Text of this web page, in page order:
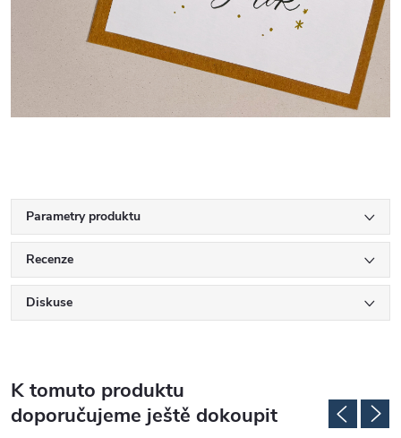
Parametry produktu
Recenze
Diskuse
K tomuto produktu
doporučujeme ještě dokoupit